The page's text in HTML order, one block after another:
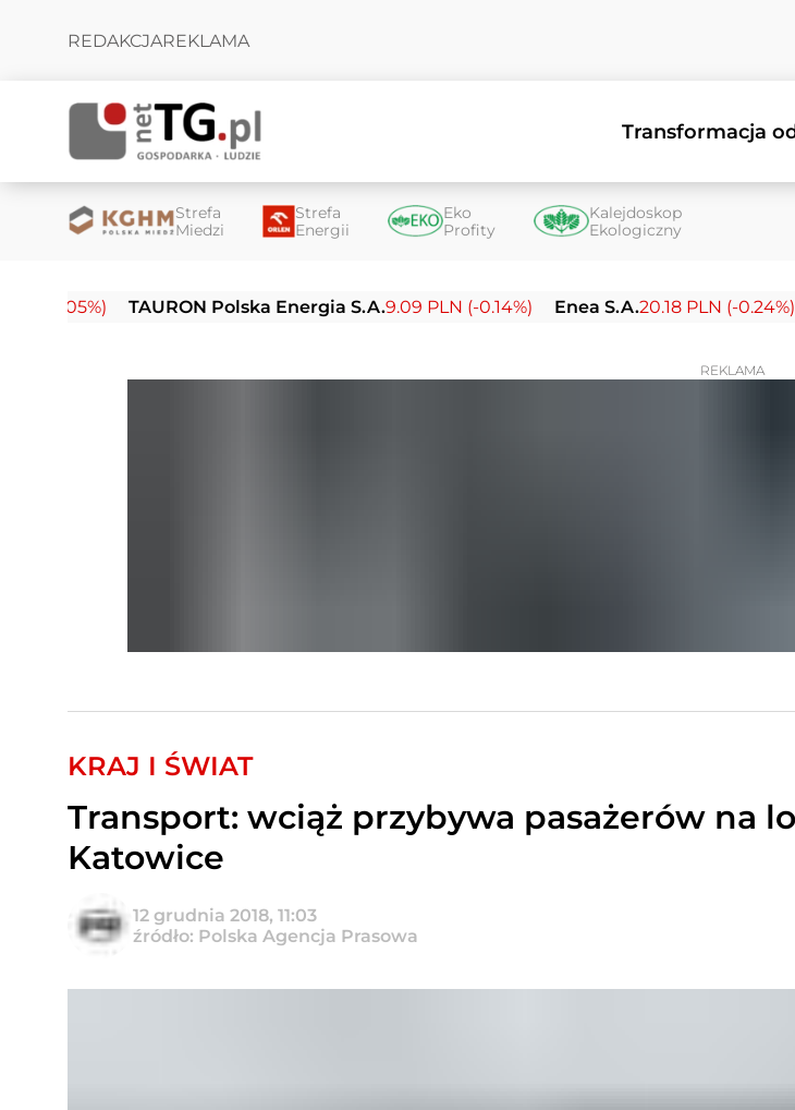
REDAKCJAREKLAMA
Transformacja
Strefa
Miedzi
Strefa
Energii
Eko
Profity
Kalejdoskop
Ekologiczny
TAURON Polska Energia S.A.9.09 PLN (-0.14%) Enea S.A.20.18 PLN (-0.24%)
REKLAMA
KRAJ I ŚWIAT
Transport: wciąż przybywa pasażerów na
Katowice
12 grudnia 2018, 11:03
źródło: Polska Agencja Prasowa